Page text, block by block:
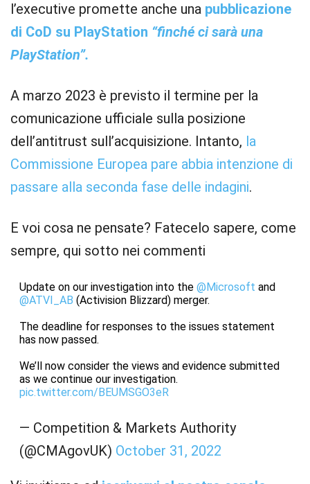
l’executive promette anche una pubblicazione
di CoD su PlayStation “finché ci sarà una
PlayStation”.
A marzo 2023 è previsto il termine per la
comunicazione ufficiale sulla posizione
dell’antitrust sull’acquisizione. Intanto, la
Commissione Europea pare abbia intenzione di
passare alla seconda fase delle indagini.
E voi cosa ne pensate? Fatecelo sapere, come
sempre, qui sotto nei commenti
Update on our investigation into the @Microsoft and
@ATVI_AB (Activision Blizzard) merger.
The deadline for responses to the issues statement
has now passed.
We’ll now consider the views and evidence submitted
as we continue our investigation.
pic.twitter.com/BEUMSGO3eR
— Competition & Markets Authority
(@CMAgovUK) October 31, 2022